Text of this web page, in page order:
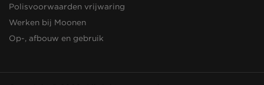
Polisvoorwaarden vrijwaring
Werken bij Moonen
Op-, afbouw en gebruik